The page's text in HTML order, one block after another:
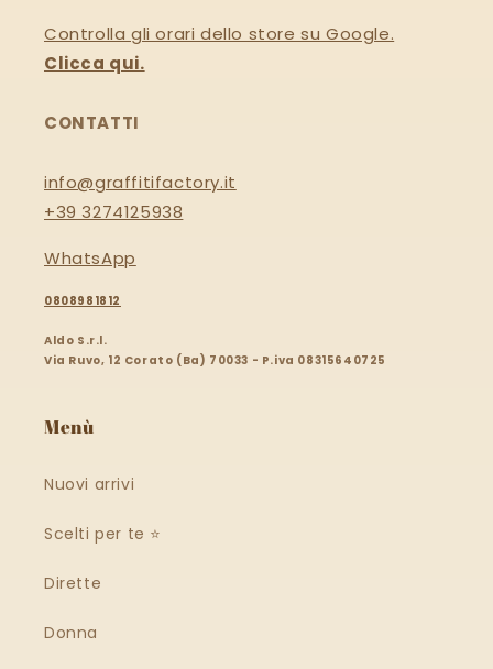
Controlla gli orari dello store su Google.
Clicca qui.
CONTATTI
info@graffitifactory.it
+39 3274125938
WhatsApp
0808981812
Aldo S.r.l.
Via Ruvo, 12 Corato (Ba) 70033 - P.iva 08315640725
Menù
Nuovi arrivi
Scelti per te ⭐️
Dirette
Donna